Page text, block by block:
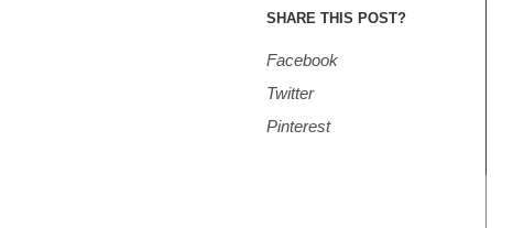
SHARE THIS POST?
Facebook
Twitter
Pinterest